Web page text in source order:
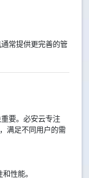
常提供更完善的管
要。必安云专注
满足不同用户的需
性能。